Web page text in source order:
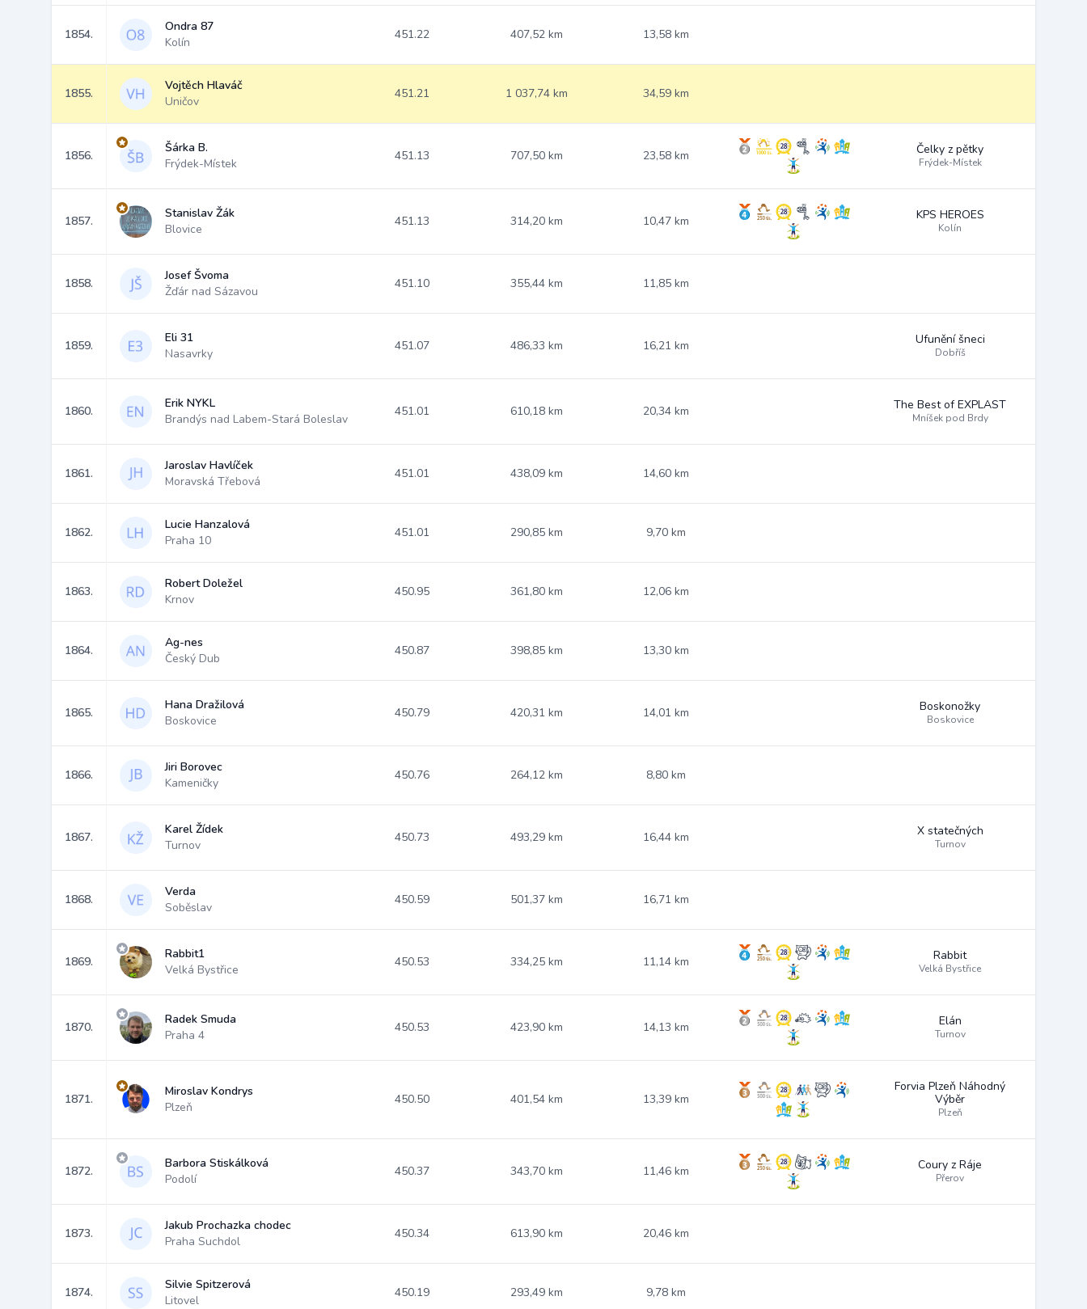
1854.
Ondra 87
Kolín
451.22 407,52 km 13,58 km
1855.
Vojtěch Hlaváč
Uničov
451.21 1 037,74 km 34,59 km
1856.
Šárka B.
Frýdek-Místek
451.13 707,50 km 23,58 km Čelky z pětky
Frýdek-Místek
1857.
Stanislav Žák
Blovice
451.13 314,20 km 10,47 km KPS HEROES
Kolín
1858.
Josef Švoma
Žďár nad Sázavou
451.10 355,44 km 11,85 km
1859.
Eli 31
Nasavrky
451.07 486,33 km 16,21 km Ufunění šneci
Dobříš
1860.
Erik NYKL
Brandýs nad Labem-Stará Boleslav
451.01 610,18 km 20,34 km The Best of EXPLAST
Mníšek pod Brdy
1861.
Jaroslav Havlíček
Moravská Třebová
451.01 438,09 km 14,60 km
1862.
Lucie Hanzalová
Praha 10
451.01 290,85 km 9,70 km
1863.
Robert Doležel
Krnov
450.95 361,80 km 12,06 km
1864.
Ag-nes
Český Dub
450.87 398,85 km 13,30 km
1865.
Hana Dražilová
Boskovice
450.79 420,31 km 14,01 km Boskonožky
Boskovice
1866.
Jiri Borovec
Kameničky
450.76 264,12 km 8,80 km
1867.
Karel Žídek
Turnov
450.73 493,29 km 16,44 km X statečných
Turnov
1868.
Verda
Soběslav
450.59 501,37 km 16,71 km
1869.
Rabbit1
Velká Bystřice
450.53 334,25 km 11,14 km Rabbit
Velká Bystřice
1870.
Radek Smuda
Praha 4
450.53 423,90 km 14,13 km Elán
Turnov
1871.
Miroslav Kondrys
Plzeň
450.50 401,54 km 13,39 km
Forvia Plzeň Náhodný
Výběr
Plzeň
1872.
Barbora Stiskálková
Podolí
450.37 343,70 km 11,46 km Coury z Ráje
Přerov
1873.
Jakub Prochazka chodec
Praha Suchdol
450.34 613,90 km 20,46 km
1874.
Silvie Spitzerová
Litovel
450.19 293,49 km 9,78 km